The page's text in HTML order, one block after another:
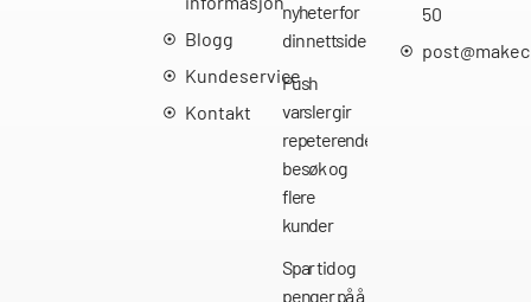
Blogg
Kundeservice
Kontakt
nyheter for
din nettside
Push
varsler gir
repeterende
besøk og
flere
kunder
Spar tid og
penger på å
50